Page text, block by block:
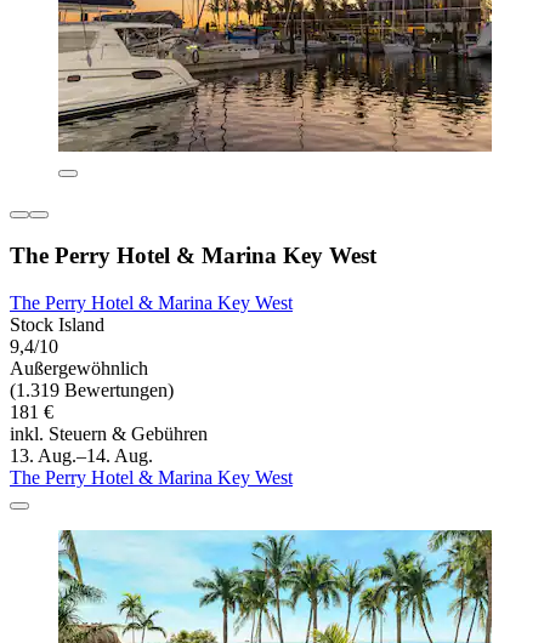
The Perry Hotel & Marina Key West
The Perry Hotel & Marina Key West
Stock Island
9,4/10
Außergewöhnlich
(1.319 Bewertungen)
181 €
inkl. Steuern & Gebühren
13. Aug.–14. Aug.
The Perry Hotel & Marina Key West